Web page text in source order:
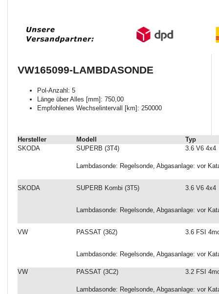
VW165099-LAMBDASONDE
Pol-Anzahl: 5
Länge über Alles [mm]: 750,00
Empfohlenes Wechselintervall [km]: 250000
Hersteller Modell
Typ
SKODA
SUPERB (3T4) 3.6 V6 4x4
Lambdasonde: Regelsonde, Abgasanlage: vor
SKODA SUPERB Kombi (3T5) 3.6 V6 4x4
Lambdasonde: Regelsonde, Abgasanlage: vor
VW PASSAT (362) 3.6 FSI
Lambdasonde: Regelsonde, Abgasanlage: vor
VW PASSAT (3C2) 3.2 FSI
Lambdasonde: Regelsonde, Abgasanlage: vor